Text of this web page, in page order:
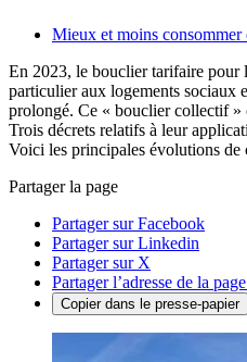
Mieux et moins consommer
En 2023, le bouclier tarifaire pour
particulier aux logements sociaux
prolongé. Ce « bouclier collectif »
Trois décrets relatifs à leur
Voici les principales évolutions de
Partager la page
Partager sur Facebook
Partager sur Linkedin
Partager sur X
Partager l’adresse de la
Copier dans le presse-papier